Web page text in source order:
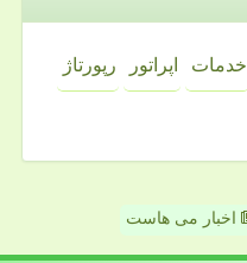
خدمات اپراتور رپورتاژ
اخبار می هاست